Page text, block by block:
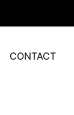
CONTACT